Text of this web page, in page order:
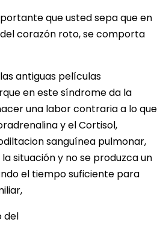
que usted sepa que en
corazón roto, se comporta
antiguas películas
en este síndrome da la
una labor contraria a lo que
y el Cortisol,
sanguínea pulmonar,
situación y no se produzca un
el tiempo suficiente para
del